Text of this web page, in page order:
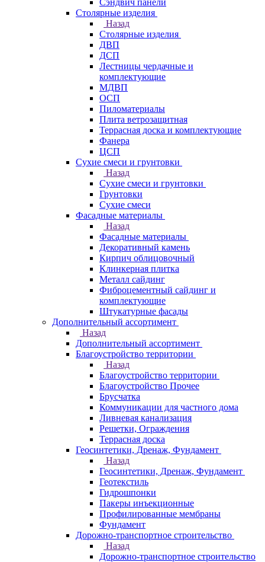
Сэндвич панели
Столярные изделия
Назад
Столярные изделия
ДВП
ДСП
Лестницы чердачные и
комплектующие
МДВП
ОСП
Пиломатериалы
Плита ветрозащитная
Террасная доска и комплектующие
Фанера
ЦСП
Сухие смеси и грунтовки
Назад
Сухие смеси и грунтовки
Грунтовки
Сухие смеси
Фасадные материалы
Назад
Фасадные материалы
Декоративный камень
Кирпич облицовочный
Клинкерная плитка
Металл сайдинг
Фиброцементный сайдинг и
комплектующие
Штукатурные фасады
Дополнительный ассортимент
Назад
Дополнительный ассортимент
Благоустройство территории
Назад
Благоустройство территории
Благоустройство Прочее
Брусчатка
Коммуникации для частного дома
Ливневая канализация
Решетки, Ограждения
Террасная доска
Геосинтетики, Дренаж, Фундамент
Назад
Геосинтетики, Дренаж, Фундамент
Геотекстиль
Гидрошпонки
Пакеры инъекционные
Профилированные мембраны
Фундамент
Дорожно-транспортное строительство
Назад
Дорожно-транспортное строительство